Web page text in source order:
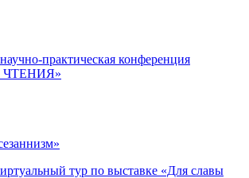
практическая конференция
тур по выставке «Для славы